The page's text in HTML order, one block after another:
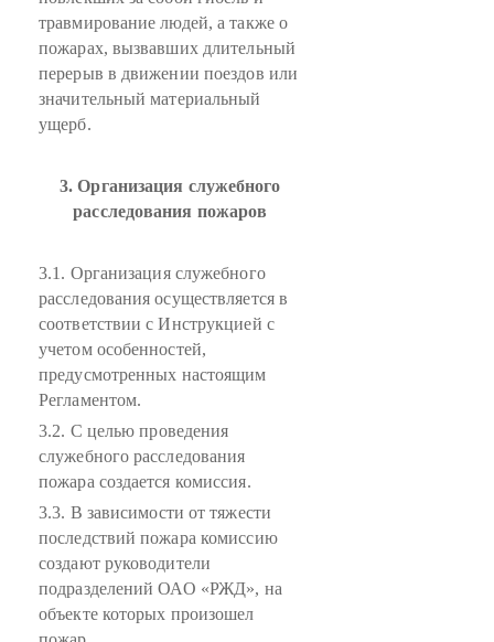
травмирование людей, а также о
пожарах, вызвавших длительный
перерыв в движении поездов или
значительный материальный
ущерб.
3. Организация служебного
расследования пожаров
3.1. Организация служебного
расследования осуществляется в
соответствии с Инструкцией с
учетом особенностей,
предусмотренных настоящим
Регламентом.
3.2. С целью проведения
служебного расследования
пожара создается комиссия.
3.3. В зависимости от тяжести
последствий пожара комиссию
создают руководители
подразделений ОАО «РЖД», на
объекте которых произошел